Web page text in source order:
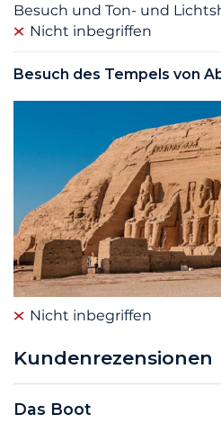
Besuch und Ton- und
Nicht inbegriffen
Besuch des Tempels von
Nicht inbegriffen
Kundenrezensionen
Das Boot